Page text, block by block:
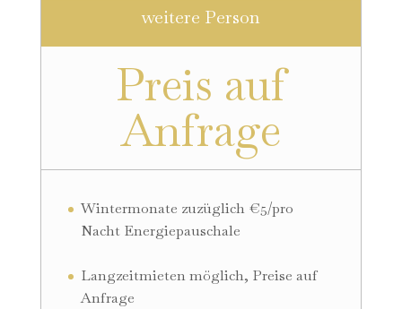
weitere Person
Preis auf
Anfrage
Wintermonate zuzüglich €5/pro
Nacht Energiepauschale
Langzeitmieten möglich, Preise auf
Anfrage